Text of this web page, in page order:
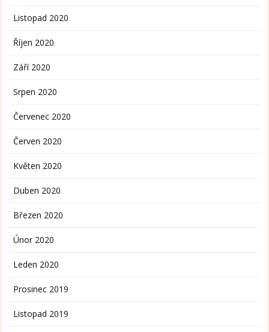
Listopad 2020
Říjen 2020
Září 2020
Srpen 2020
Červenec 2020
Červen 2020
Květen 2020
Duben 2020
Březen 2020
Únor 2020
Leden 2020
Prosinec 2019
Listopad 2019